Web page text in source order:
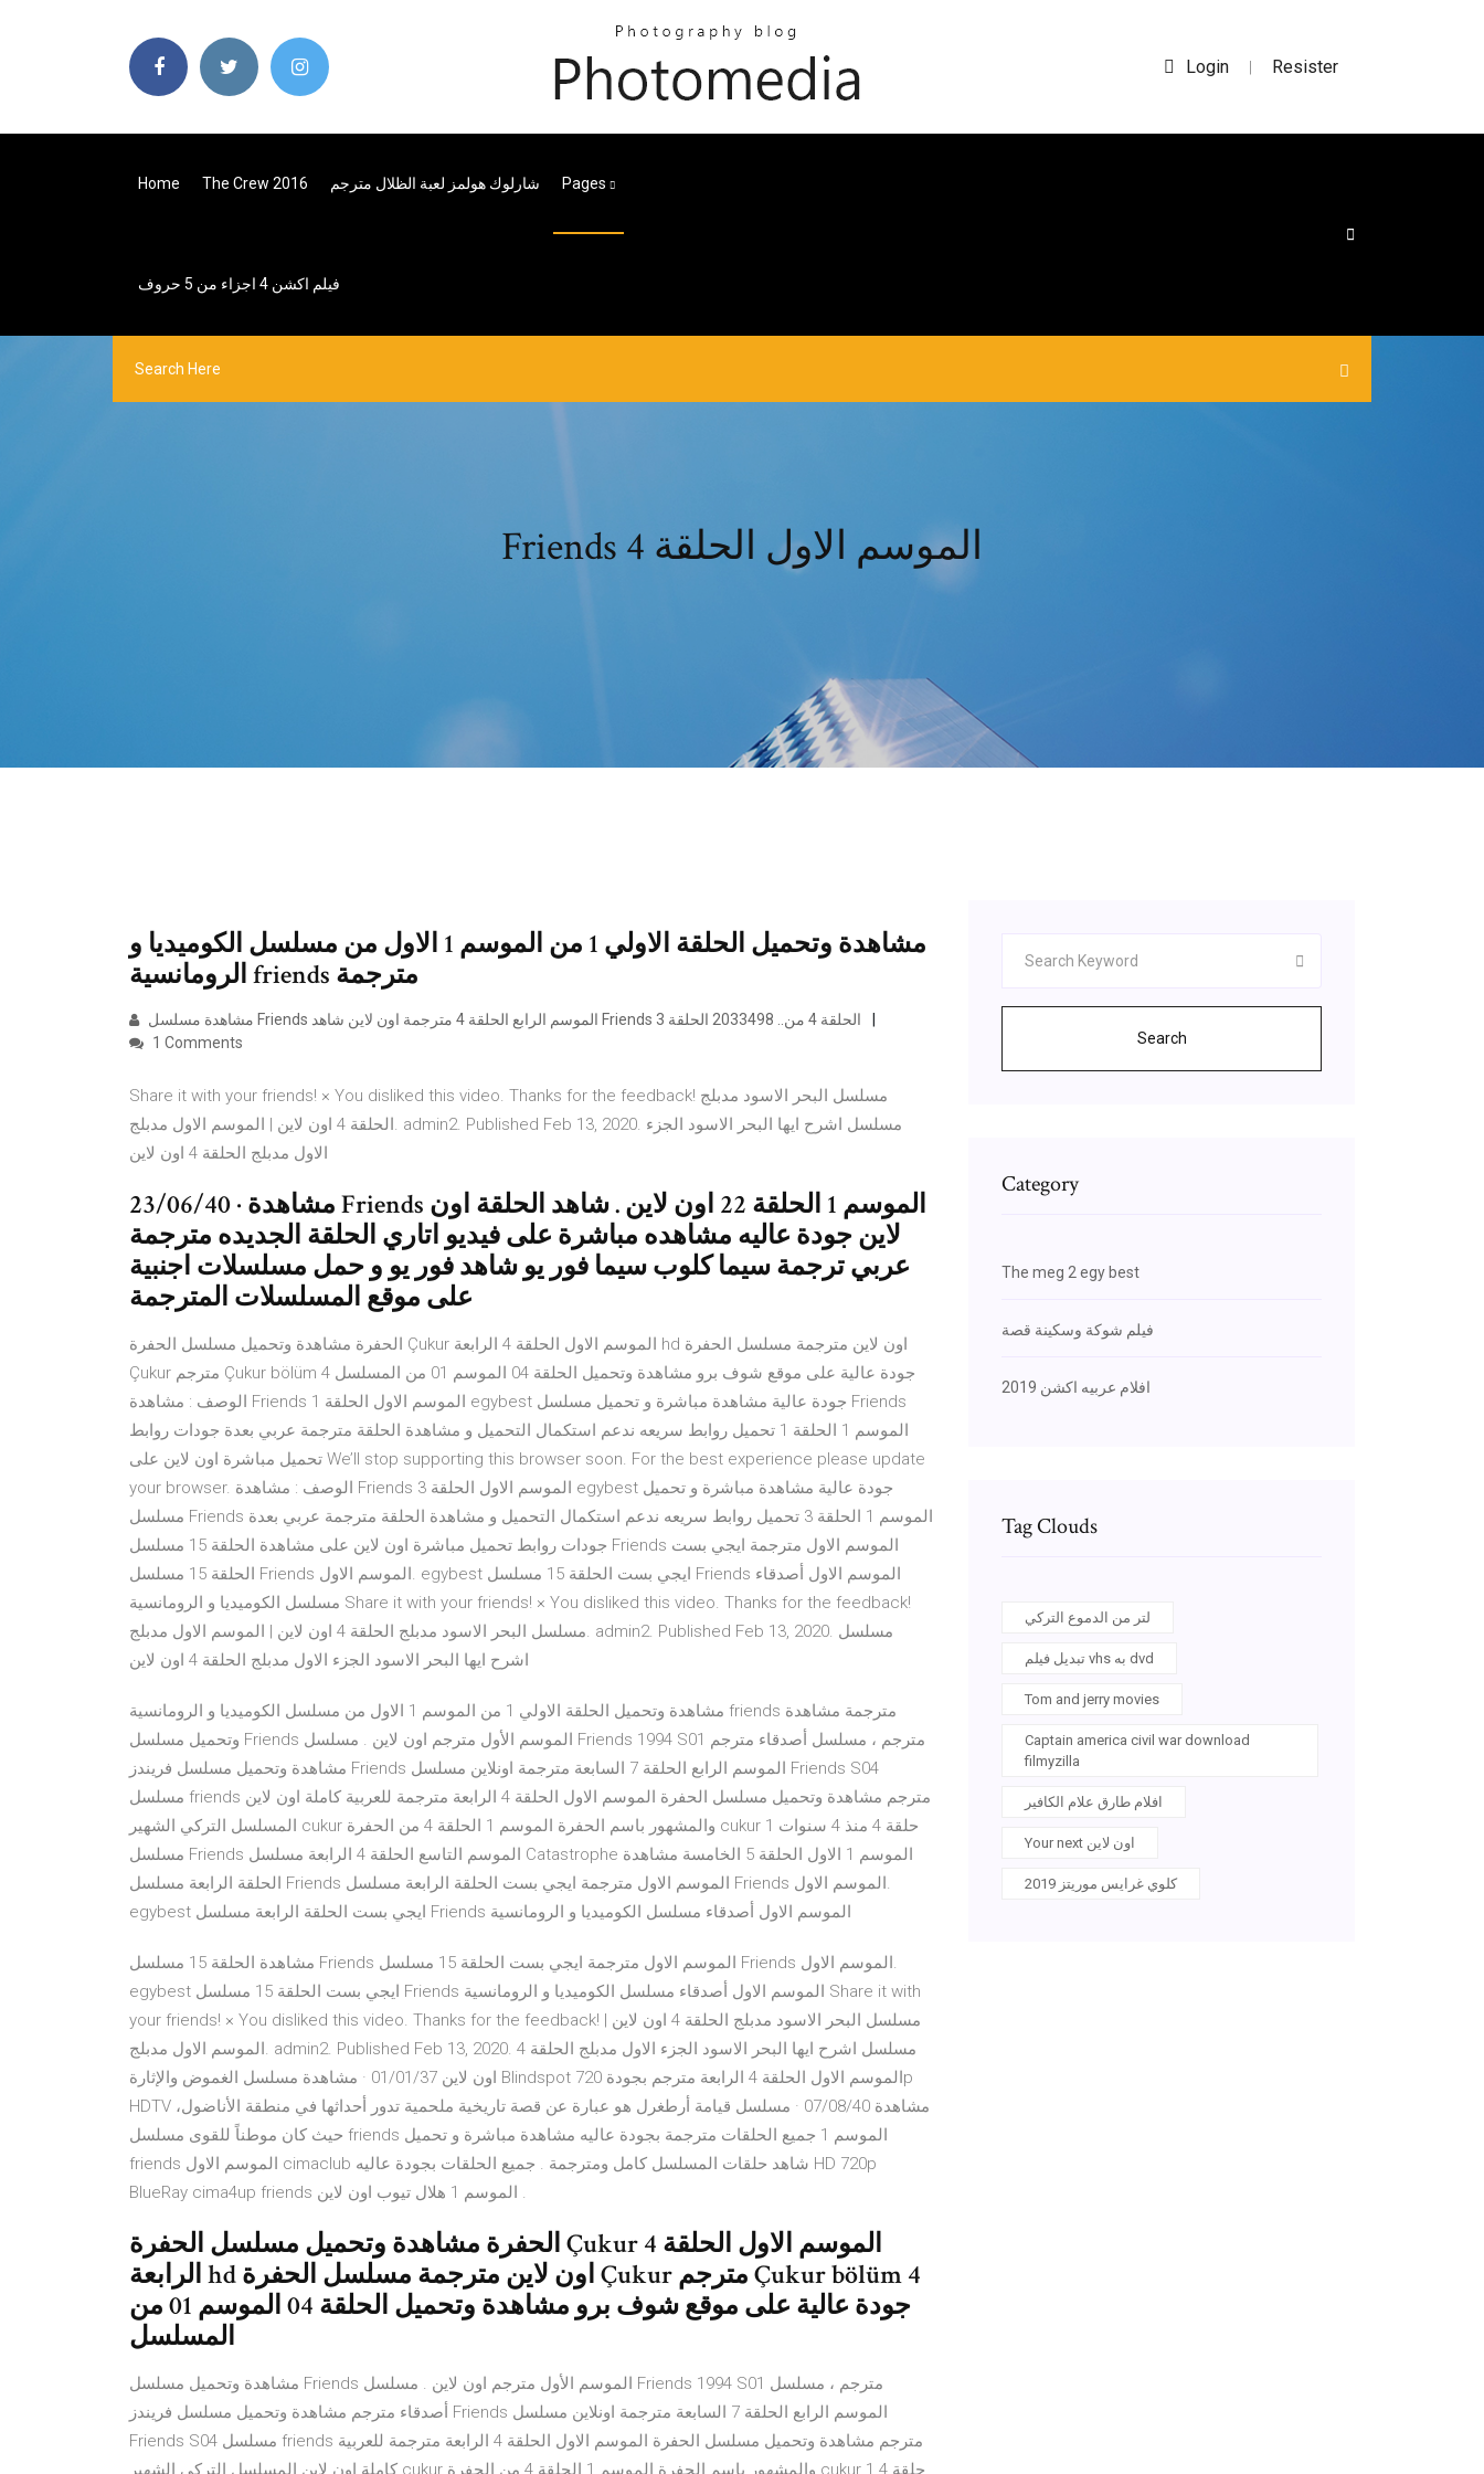
Login | Resister
Home The Crew 2016 شارلوك هولمز لعبة الظلال مترجم Pages
فيلم اكشن 4 اجزاء من 5 حروف
Friends الموسم الاول الحلقة 4
مشاهدة وتحميل الحلقة الاولي 1 من الموسم 1 الاول من مسلسل الكوميديا و
الرومانسية friends مترجمة
مشاهدة مسلسل Friends الموسم الرابع الحلقة 4 مترجمة اون لاين شاهد Friends الحلقة 4 من.. 2033498 الحلقة 3
1 Comments
Share it with your friends! × You disliked this video. Thanks for the feedback! مسلسل البحر الاسود مدبلج
الحلقة 4 اون لاين | الموسم الاول مدبلج. admin2. Published Feb 13, 2020. مسلسل اشرح ايها البحر الاسود الجزء
الاول مدبلج الحلقة 4 اون لاين
23/06/40 · مشاهدة Friends الموسم 1 الحلقة 22 اون لاين . شاهد الحلقة اون
لاين جودة عاليه مشاهده مباشرة على فيديو اتاري الحلقة الجديده مترجمة
عربي ترجمة سيما كلوب سيما فور يو شاهد فور يو و حمل مسلسلات اجنبية
على موقع المسلسلات المترجمة
الحفرة مشاهدة وتحميل مسلسل الحفرة Çukur الموسم الاول الحلقة 4 الرابعة hd اون لاين مترجمة مسلسل الحفرة
Çukur مترجم Çukur bölüm 4 جودة عالية على موقع شوف برو مشاهدة وتحميل الحلقة 04 الموسم 01 من المسلسل
الوصف : مشاهدة Friends الموسم الاول الحلقة 1 egybest جودة عالية مشاهدة مباشرة و تحميل مسلسل Friends
الموسم 1 الحلقة 1 تحميل روابط سريعه ندعم استكمال التحميل و مشاهدة الحلقة مترجمة عربي بعدة جودات روابط
تحميل مباشرة اون لاين على We’ll stop supporting this browser soon. For the best experience please update
your browser. الوصف : مشاهدة Friends الموسم الاول الحلقة 3 egybest جودة عالية مشاهدة مباشرة و تحميل
مسلسل Friends الموسم 1 الحلقة 3 تحميل روابط سريعه ندعم استكمال التحميل و مشاهدة الحلقة مترجمة عربي بعدة
جودات روابط تحميل مباشرة اون لاين على مشاهدة الحلقة 15 مسلسل Friends الموسم الاول مترجمة ايجي بست
الحلقة 15 مسلسل Friends الموسم الاول. egybest ايجي بست الحلقة 15 مسلسل Friends الموسم الاول أصدقاء
مسلسل الكوميديا و الرومانسية Share it with your friends! × You disliked this video. Thanks for the feedback!
مسلسل البحر الاسود مدبلج الحلقة 4 اون لاين | الموسم الاول مدبلج. admin2. Published Feb 13, 2020. مسلسل
اشرح ايها البحر الاسود الجزء الاول مدبلج الحلقة 4 اون لاين
مشاهدة وتحميل الحلقة الاولي 1 من الموسم 1 الاول من مسلسل الكوميديا و الرومانسية friends مترجمة مشاهدة
وتحميل مسلسل Friends الموسم الأول مترجم اون لاين . مسلسل Friends 1994 S01 مترجم ، مسلسل أصدقاء مترجم
مشاهدة وتحميل مسلسل فريندز Friends الموسم الرابع الحلقة 7 السابعة مترجمة اونلاين مسلسل Friends S04
مسلسل friends مترجم مشاهدة وتحميل مسلسل الحفرة الموسم الاول الحلقة 4 الرابعة مترجمة للعربية كاملة اون لاين
المسلسل التركي الشهير cukur والمشهور باسم الحفرة الموسم 1 الحلقة 4 من الحفرة cukur 1 حلقة 4 منذ 4 سنوات
مسلسل Friends الموسم التاسع الحلقة 4 الرابعة مسلسل Catastrophe الموسم 1 الاول الحلقة 5 الخامسة مشاهدة
الحلقة الرابعة مسلسل Friends الموسم الاول مترجمة ايجي بست الحلقة الرابعة مسلسل Friends الموسم الاول.
egybest ايجي بست الحلقة الرابعة مسلسل Friends الموسم الاول أصدقاء مسلسل الكوميديا و الرومانسية
مشاهدة الحلقة 15 مسلسل Friends الموسم الاول مترجمة ايجي بست الحلقة 15 مسلسل Friends الموسم الاول.
egybest ايجي بست الحلقة 15 مسلسل Friends الموسم الاول أصدقاء مسلسل الكوميديا و الرومانسية Share it with
your friends! × You disliked this video. Thanks for the feedback! مسلسل البحر الاسود مدبلج الحلقة 4 اون لاين |
الموسم الاول مدبلج. admin2. Published Feb 13, 2020. مسلسل اشرح ايها البحر الاسود الجزء الاول مدبلج الحلقة 4
اون لاين 01/01/37 · مشاهدة مسلسل الغموض والإثارة Blindspot الموسم الاول الحلقة 4 الرابعة مترجم بجودة 720p
HDTV مشاهدة 07/08/40 · مسلسل قيامة أرطغرل هو عبارة عن قصة تاريخية ملحمية تدور أحداثها في منطقة الأناضول،
حيث كان موطناً للقوى مسلسل friends الموسم 1 جميع الحلقات مترجمة بجودة عاليه مشاهدة مباشرة و تحميل
friends الموسم الاول cimaclub شاهد حلقات المسلسل كامل ومترجمة . جميع الحلقات بجودة عاليه HD 720p
BlueRay cima4up friends الموسم 1 هلال تيوب اون لاين .
الحفرة مشاهدة وتحميل مسلسل الحفرة Çukur الموسم الاول الحلقة 4
الرابعة hd اون لاين مترجمة مسلسل الحفرة Çukur مترجم Çukur bölüm 4
جودة عالية على موقع شوف برو مشاهدة وتحميل الحلقة 04 الموسم 01 من
المسلسل
مشاهدة وتحميل مسلسل Friends الموسم الأول مترجم اون لاين . مسلسل Friends 1994 S01 مترجم ، مسلسل
أصدقاء مترجم مشاهدة وتحميل مسلسل فريندز Friends الموسم الرابع الحلقة 7 السابعة مترجمة اونلاين مسلسل
Friends S04 مسلسل friends مترجم مشاهدة وتحميل مسلسل الحفرة الموسم الاول الحلقة 4 الرابعة مترجمة للعربية
كاملة اون لاين المسلسل التركي الشهير cukur والمشهور باسم الحفرة الموسم 1 الحلقة 4 من الحفرة cukur 1 حلقة 4
Search
Category
The meg 2 egy best
فيلم شوكة وسكينة قصة
افلام عربيه اكشن 2019
Tag Clouds
لتر من الدموع التركي
تبديل فيلم vhs به dvd
Tom and jerry movies
Captain america civil war download
filmyzilla
افلام طارق علام الكافير
Your next اون لاين
كلوي غرايس موريتز 2019